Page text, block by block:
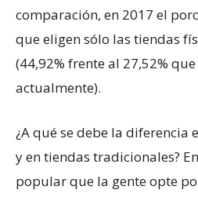
comparación, en 2017 el
que eligen sólo las tiendas
(44,92% frente al 27,52%
actualmente).
¿A qué se debe la diferencia
y en tiendas tradicionales?
popular que la gente opte